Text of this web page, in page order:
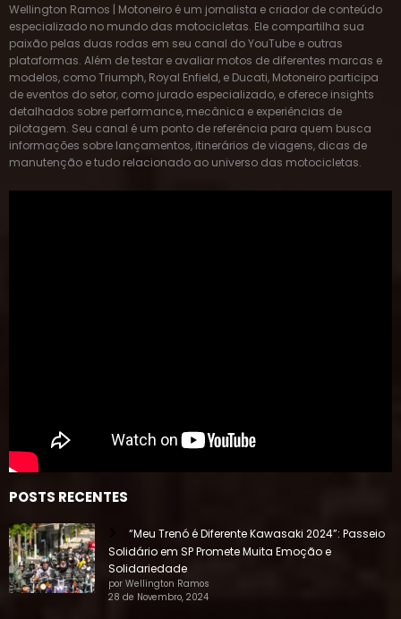
Wellington Ramos | Motoneiro é um jornalista e criador de conteúdo
especializado no mundo das motocicletas. Ele compartilha sua
paixão pelas duas rodas em seu canal do YouTube e outras
plataformas. Além de testar e avaliar motos de diferentes marcas e
modelos, como Triumph, Royal Enfield, e Ducati, Motoneiro participa
de eventos do setor, como jurado especializado, e oferece insights
detalhados sobre performance, mecânica e experiências de
pilotagem. Seu canal é um ponto de referência para quem busca
informações sobre lançamentos, itinerários de viagens, dicas de
manutenção e tudo relacionado ao universo das motocicletas.
POSTS RECENTES
“Meu Trenó é Diferente Kawasaki 2024”: Passeio
Solidário em SP Promete Muita Emoção e
Solidariedade
por Wellington Ramos
28 de Novembro, 2024